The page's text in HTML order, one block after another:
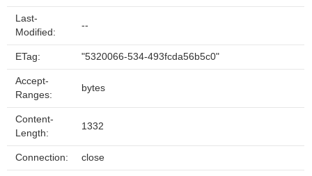
Last-
Modified:
--
ETag: "5320066-534-493fcda56b5c0"
Accept-
Ranges:
bytes
Content-
Length:
1332
Connection: close